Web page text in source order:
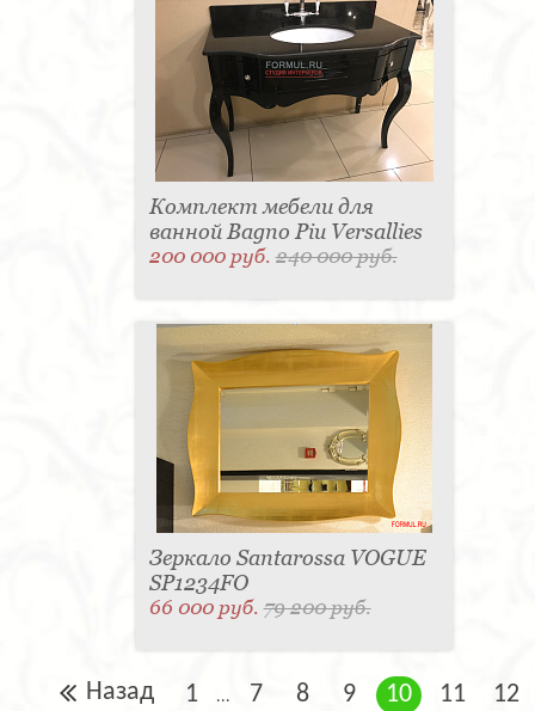
Комплект мебели для
ванной Bagno Piu Versallies
200 000 руб.240 000 руб.
Зеркало Santarossa VOGUE
SP1234FO
66 000 руб.79 200 руб.
Назад 1 ... 7 8 9 10 11 12